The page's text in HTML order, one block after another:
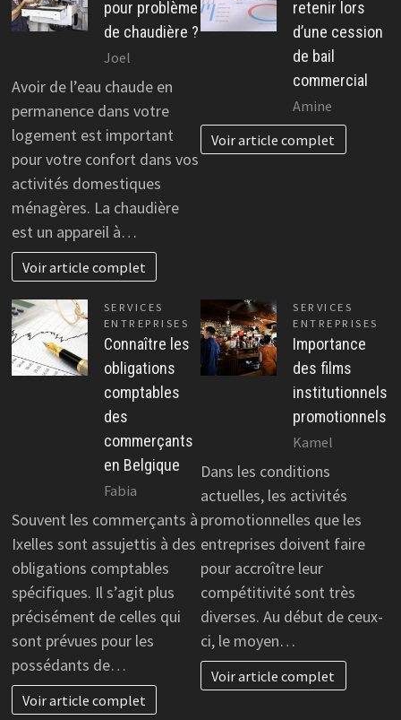
pour problème
de chaudière ?
Joel
Avoir de l’eau chaude en
permanence dans votre
logement est important
pour votre confort dans vos
activités domestiques
ménagères. La chaudière
est un appareil à…
Voir article complet
retenir lors
d’une cession
de bail
commercial
Amine
Voir article complet
SERVICES
ENTREPRISES
Connaître les
obligations
comptables
des
commerçants
en Belgique
Fabia
Souvent les commerçants à
Ixelles sont assujettis à des
obligations comptables
spécifiques. Il s’agit plus
précisément de celles qui
sont prévues pour les
possédants de…
Voir article complet
SERVICES
ENTREPRISES
Importance
des films
institutionnels
promotionnels
Kamel
Dans les conditions
actuelles, les activités
promotionnelles que les
entreprises doivent faire
pour accroître leur
compétitivité sont très
diverses. Au début de ceux-
ci, le moyen…
Voir article complet